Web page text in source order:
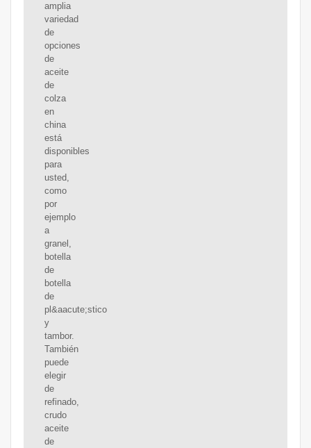
amplia
variedad
de
opciones
de
aceite
de
colza
en
china
está
disponibles
para
usted,
como
por
ejemplo
a
granel,
botella
de
botella
de
pl&aacute;stico
y
tambor.
También
puede
elegir
de
refinado,
crudo
aceite
de